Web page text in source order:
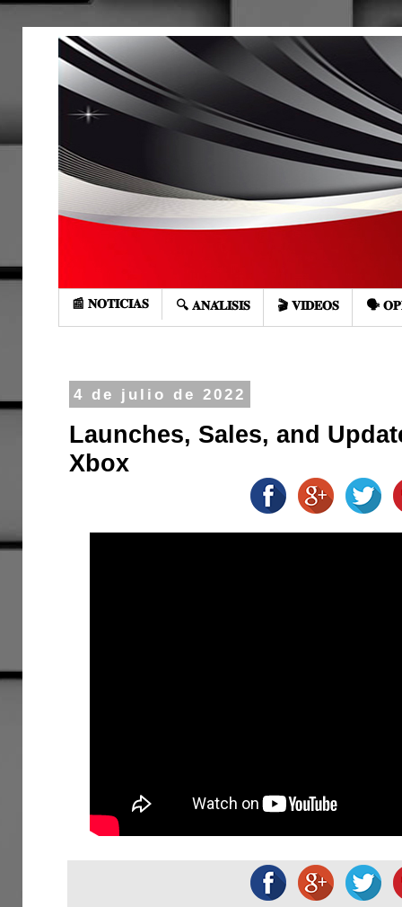
📰 𝐍𝐎𝐓𝐈𝐂𝐈𝐀𝐒 🔍 𝐀𝐍𝐀́𝐋𝐈𝐒𝐈𝐒 🎬 𝐕𝐈𝐃𝐄𝐎𝐒 🗣️
4 de julio de 2022
Launches, Sales, and
Xbox